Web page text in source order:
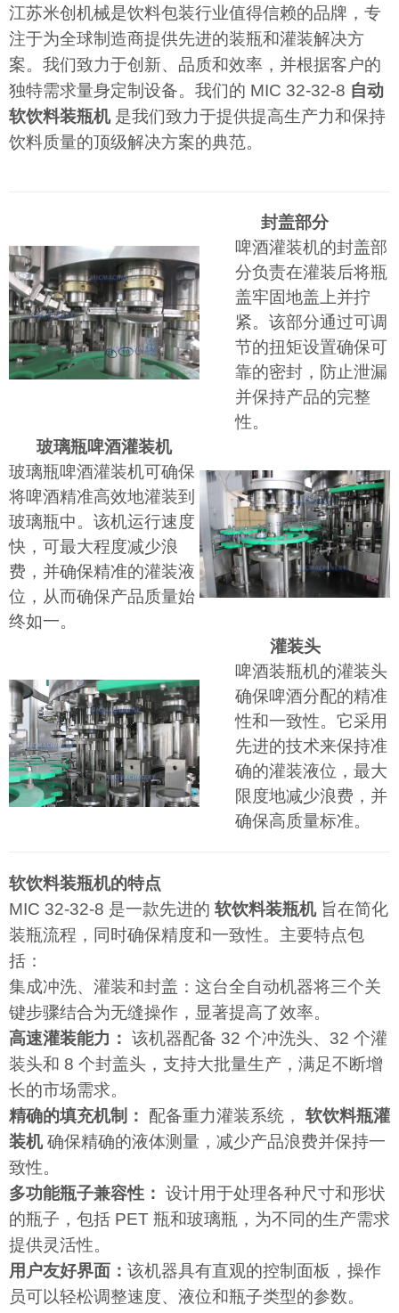
江苏米创机械是饮料包装行业值得信赖的品牌，专
注于为全球制造商提供先进的装瓶和灌装解决方
案。我们致力于创新、品质和效率，并根据客户的
独特需求量身定制设备。我们的 MIC 32-32-8 自动
软饮料装瓶机是我们致力于提供提高生产力和保持
饮料质量的顶级解决方案的典范。
封盖部分
啤酒灌装机的封盖部
分负责在灌装后将瓶
盖牢固地盖上并拧
紧。该部分通过可调
节的扭矩设置确保可
靠的密封，防止泄漏
并保持产品的完整
性。
玻璃瓶啤酒灌装机
玻璃瓶啤酒灌装机可确保
将啤酒精准高效地灌装到
玻璃瓶中。该机运行速度
快，可最大程度减少浪
费，并确保精准的灌装液
位，从而确保产品质量始
终如一。
灌装头
啤酒装瓶机的灌装头
确保啤酒分配的精准
性和一致性。它采用
先进的技术来保持准
确的灌装液位，最大
限度地减少浪费，并
确保高质量标准。
软饮料装瓶机的特点
MIC 32-32-8 是一款先进的 软饮料装瓶机旨在简化
装瓶流程，同时确保精度和一致性。主要特点包
括：
集成冲洗、灌装和封盖：这台全自动机器将三个关
键步骤结合为无缝操作，显著提高了效率。
高速灌装能力： 该机器配备 32 个冲洗头、32 个灌
装头和 8 个封盖头，支持大批量生产，满足不断增
长的市场需求。
精确的填充机制：
配备重力灌装系统， 软饮料瓶灌
装机确保精确的液体测量，减少产品浪费并保持一
致性。
多功能瓶子兼容性： 设计用于处理各种尺寸和形状
的瓶子，包括 PET 瓶和玻璃瓶，为不同的生产需求
提供灵活性。
用户友好界面： 该机器具有直观的控制面板，操作
员可以轻松调整速度、液位和瓶子类型的参数。